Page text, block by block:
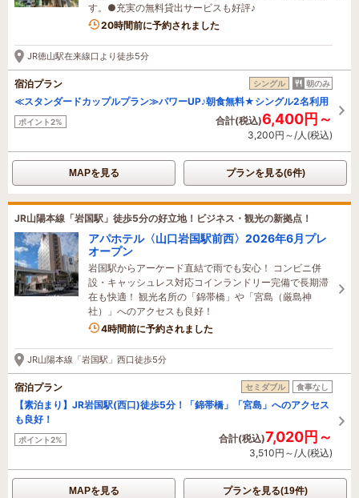
す。●充実の無料貸出サービスも好評♪
20時間前に予約されました
JR徳山駅在来線口より徒歩5分
宿泊プラン シングル 朝のみ
≪スタンダードカップルプラン≫パワーUP♪朝食無料★シングル2名利用
ポイント2% 合計(税込)6,400円～
3,200円～/人(税込)
MAPを見る プランを見る(6件)
JR山陽本線「岩国駅」徒歩5分の好立地！ビジネス・観光の新拠点！
アパホテル〈山口岩国駅前西〉2026年6月プレ
オープン
岩国駅からアーケード直結で雨でも安心！ コンビニ併
設・キャッシュレス対応コインランドリー完備で長期滞
在も快適！ 観光名所の「錦帯橋」や「宮島（厳島神
社）」へのアクセスも良好！
4時間前に予約されました
JR山陽本線「岩国駅」西口徒歩5分
宿泊プラン セミダブル 食事なし
【素泊まり】JR岩国駅(西口)徒歩5分！「錦帯橋」「宮島」へのアクセス
も良好！
ポイント2% 合計(税込)7,020円～
3,510円～/人(税込)
MAPを見る プランを見る(19件)